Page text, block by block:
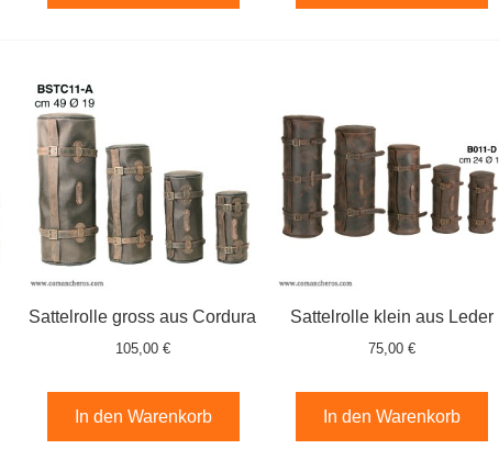
Sattelrolle gross aus Cordura
105,00 €
In den Warenkorb
Sattelrolle klein aus Leder
75,00 €
In den Warenkorb